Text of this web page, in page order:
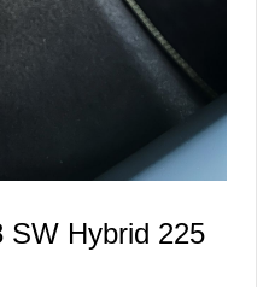
SW Hybrid 225